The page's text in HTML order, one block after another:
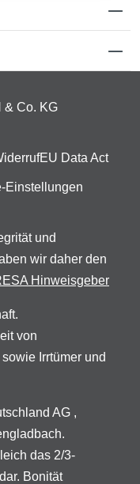
& Co. KG
EU Data Act
Einstellungen
und
wir daher den
Hinweisgeber
von
Irrtümer und
AG ,
das 2/3-
Bonität